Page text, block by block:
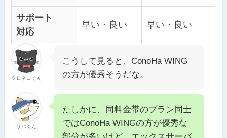
サポート
対応
早い・良い 早い・良い
クロネコくん
こうして見ると、ConoHa WING
の方が優秀そうだな。
サバくん
たしかに、同料金帯のプラン同士
ではConoHa WINGの方が優秀な